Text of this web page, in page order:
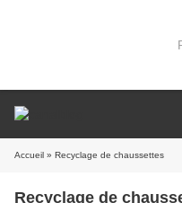
Accueil » Recyclage de chaussettes
Recyclage de